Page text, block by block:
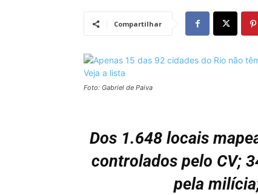
Compartilhar
Foto: Gabriel de Paiva
Dos 1.648 locais
controlados pelo CV;
pela